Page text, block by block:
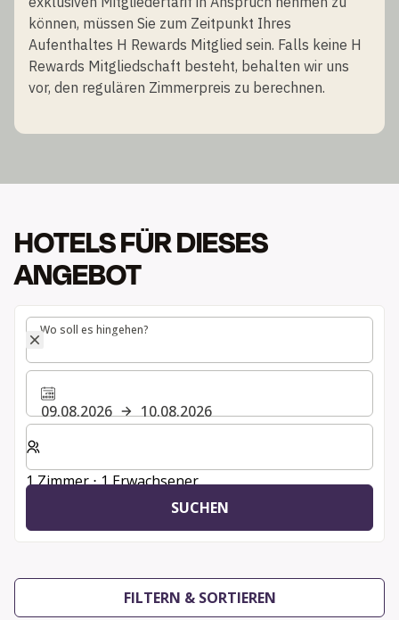
können, müssen Sie zum Zeitpunkt Ihres
Aufenthaltes H Rewards Mitglied sein. Falls keine H
Rewards Mitgliedschaft besteht, behalten wir uns
vor, den regulären Zimmerpreis zu berechnen.
HOTELS FÜR DIESES
ANGEBOT
Wo soll es hingehen?
Wo soll es hingehen?
09.08.2026
10.08.2026
Wählen Sie die Anzahl der Zimmer und Gäste für Ihren
1 Zimmer ⋅ 1 Erwachsener
SUCHEN
FILTERN & SORTIEREN